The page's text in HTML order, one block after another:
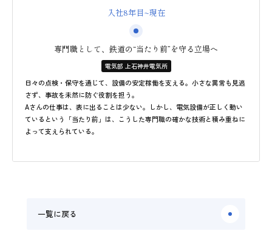
入社8年目~現在
専門職として、鉄道の“当たり前”を守る立場へ
電気部 上石神井電気所
日々の点検・保守を通じて、設備の安定稼働を支える。小さな異常も見逃
さず、事故を未然に防ぐ役割を担う。
Aさんの仕事は、表に出ることは少ない。しかし、電気設備が正しく動い
ているという「当たり前」は、こうした専門職の確かな技術と積み重ねに
よって支えられている。
一覧に戻る